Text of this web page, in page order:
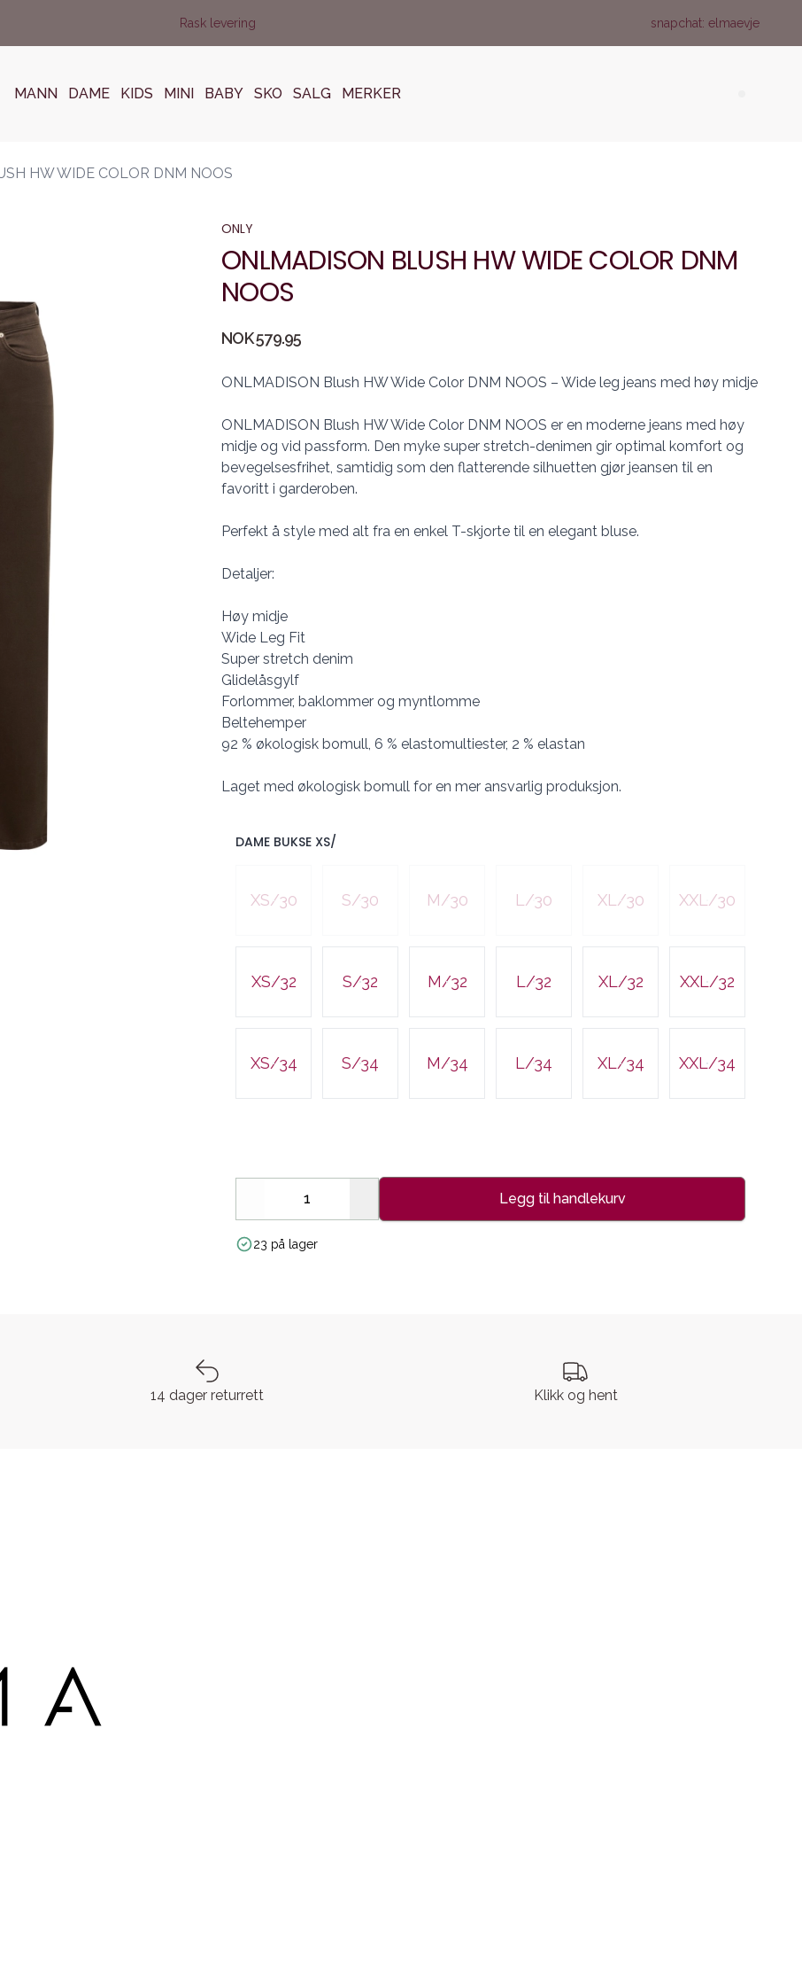
Rask levering snapchat: elmaevje
MANN DAME KIDS MINI BABY SKO SALG MERKER
HW WIDE COLOR DNM NOOS
ONLY
ONLMADISON BLUSH HW WIDE COLOR DNM
NOOS
Produktdetaljer
NOK 579.95
Description
ONLMADISON Blush HW Wide Color DNM NOOS – Wide leg jeans med høy midje
ONLMADISON Blush HW Wide Color DNM NOOS er en moderne jeans med høy
midje og vid passform. Den myke super stretch-denimen gir optimal komfort og
bevegelsesfrihet, samtidig som den flatterende silhuetten gjør jeansen til en
favoritt i garderoben.
Perfekt å style med alt fra en enkel T-skjorte til en elegant bluse.
Detaljer:
Høy midje
Wide Leg Fit
Super stretch denim
Glidelåsgylf
Forlommer, baklommer og myntlomme
Beltehemper
92 % økologisk bomull, 6 % elastomultiester, 2 % elastan
Laget med økologisk bomull for en mer ansvarlig produksjon.
DAME BUKSE XS/
XS/30 S/30 M/30 L/30 XL/30 XXL/30
XS/32 S/32 M/32 L/32 XL/32 XXL/32
XS/34 S/34 M/34 L/34 XL/34 XXL/34
Decrease
Legg til handlekurv
23 på lager
14 dager returrett Klikk og hent